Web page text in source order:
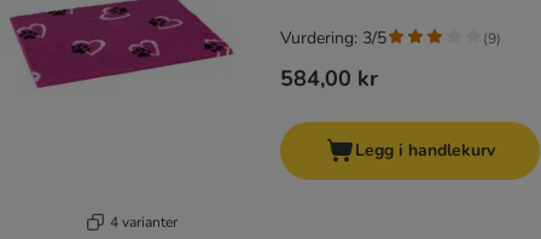
4 varianter
584,00 kr
Vurdering: 3/5 (9)
Legg i handlekurv